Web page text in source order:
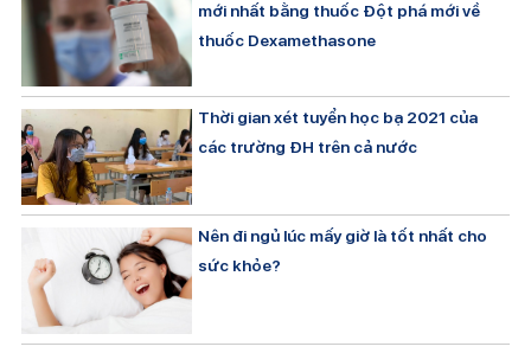
mới nhất bằng thuốc Đột phá mới về
thuốc Dexamethasone
Thời gian xét tuyển học bạ 2021 của
các trường ĐH trên cả nước
Nên đi ngủ lúc mấy giờ là tốt nhất cho
sức khỏe?